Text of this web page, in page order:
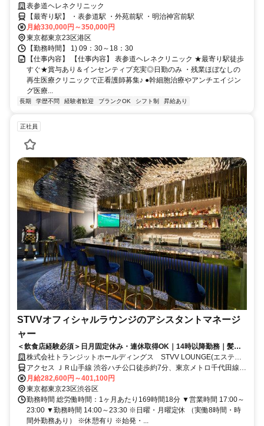
ぼなしの再生医療クリニックで正看護師募集✨
表参道ヘレネクリニック
【最寄り駅】 ・表参道駅 ・外苑前駅 ・明治神宮前駅
月給330,000円～350,000円
東京都東京23区港区
【勤務時間】 1) 09：30～18：30
【仕事内容】 【仕事内容】 表参道ヘレネクリニック ★最寄り駅徒歩
すぐ★賞与あり＆インセンティブ充実◎日勤のみ ・残業ほぼなしの
再生医療クリニックで正看護師募集♪ ●幹細胞治療やアンチエイジン
グ医療...
長期 学歴不問 経験者歓迎 ブランクOK シフト制 昇給あり
正社員
STVVオフィシャルラウンジのアシスタントマネージ
ャー
＜飲食店経験必須＞日月固定休み・連休取得OK｜14時以降勤務｜髪
型・髪色自由｜深夜の長時間残業ナシ｜独立希望者も◎【No Visa
Support】
株式会社トランジットホールディングス STVV LOUNGE(エスティ
ヴィーヴィーラウンジ)
アクセス ＪＲ山手線 渋谷ハチ公口徒歩約7分、東京メトロ千代田線/
小田急小田原線 代々木公園2番口徒歩約16分、東京メトロ副都心線
明治神宮前7番口徒歩約17分
月給282,600円～401,100円
東京都東京23区渋谷区
勤務時間 総労働時間：1ヶ月あたり169時間18分 ▼営業時間 17:00～
23:00 ▼勤務時間 14:00～23:30 ※日曜・月曜定休 （実働8時間・時
間外勤務あり） ※休憩有り ※始発・...